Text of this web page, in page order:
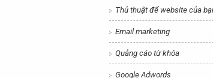
Thủ thuật để website của
Email marketing
Quảng cáo từ khóa
Google Adwords